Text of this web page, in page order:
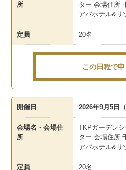
所
ター 会場住所
アパホテル&リ
定員 20名
この日程で
開催日 2026年9月5日（
会場名・会場住
所
TKPガーデン
ター 会場住所
アパホテル&リ
定員 20名